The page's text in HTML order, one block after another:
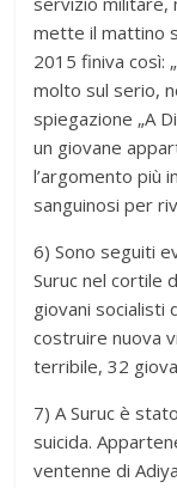
mette il mattino
2015 finiva così:
molto sul serio,
spiegazione „A
un giovane
l’argomento più
sanguinosi per
6) Sono seguiti
Suruc nel cortile
giovani socialisti
costruire nuova
terribile, 32
7) A Suruc è
suicida.
ventenne di